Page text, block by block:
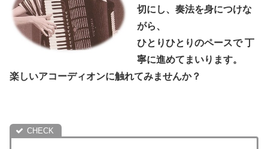
切にし、奏法を身につけな
がら、
ひとりひとりのペースで 丁
寧に進めてまいります。
楽しいアコーディオンに触れてみませんか？